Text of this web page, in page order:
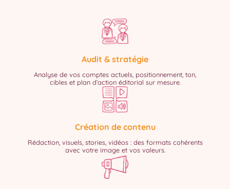
Audit & stratégie
Analyse de vos comptes actuels, positionnement, ton,
cibles et plan d’action éditorial sur mesure.
Création de contenu
Rédaction, visuels, stories, vidéos : des formats cohérents
avec votre image et vos valeurs.